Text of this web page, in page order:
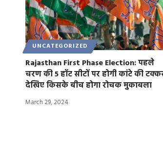
UNCATEGORIZED
Rajasthan First Phase Election: पहले
चरण की 5 हॉट सीटों पर होगी कांटे की
देखिए किसके बीच होगा रोचक मुकाबला
March 29, 2024